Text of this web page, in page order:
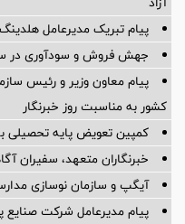
پیام تبریک مدیرعامل
جهش فروش و سودآوری در
پیام معاون وزیر و رئیس
کشور به مناسبت روز خبرنگار
کمپین تعویض پایه تحصیلی
خبرنگاران متعهد، سفیران
آیگپ و سازمان نوسازی
پیام مدیرعامل شركت